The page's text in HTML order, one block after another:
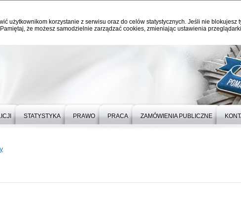
użytkownikom korzystanie z serwisu oraz do celów statystycznych. Jeśli nie blokujesz
że możesz samodzielnie zarządzać cookies, zmieniając ustawienia
STATYSTYKA PRAWO PRACA ZAMÓWIENIA PUBLICZNE